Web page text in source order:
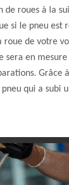
roues à la
si le pneu est
de votre
sera en
Grâce
qui a subi